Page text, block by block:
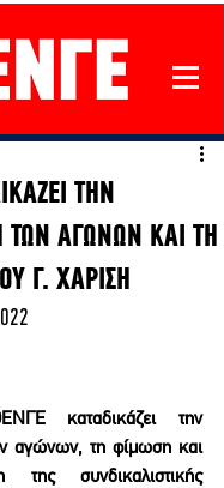
ΤΗΝ
ΤΩΝ ΑΓΩΝΩΝ ΚΑΙ ΤΗ
Γ. ΧΑΡΙΣΗ
καταδικάζει την
αγώνων, τη φίμωση και
της συνδικαλιστικής